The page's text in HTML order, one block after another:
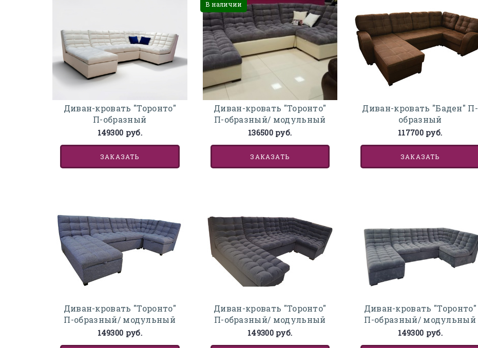
Диван-кровать "Торонто"
П-образный
149300 руб.
ЗАКАЗАТЬ
В наличии
Диван-кровать "Торонто"
П-образный/ модульный
136500 руб.
ЗАКАЗАТЬ
Диван-кровать "Баден" П-
образный
117700 руб.
ЗАКАЗАТЬ
Диван-кровать "Торонто"
П-образный/ модульный
149300 руб.
Диван-кровать "Торонто"
П-образный/ модульный
149300 руб.
Диван-кровать "Торонто"
П-образный/ модульный
149300 руб.